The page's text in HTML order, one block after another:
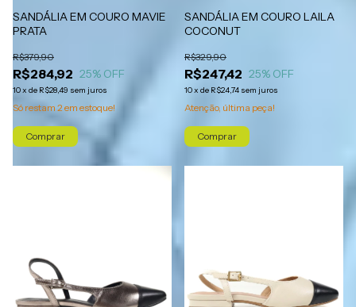
SANDÁLIA EM COURO MAVIE
PRATA
R$284,92
R$379,90
25% OFF
10x de R$28,49 sem juros
Só restam 2em estoque!
Comprar
SANDÁLIA EM COURO LAILA
COCONUT
R$247,42
R$329,90
25% OFF
10x de R$24,74 sem juros
Atenção, última peça!
Comprar